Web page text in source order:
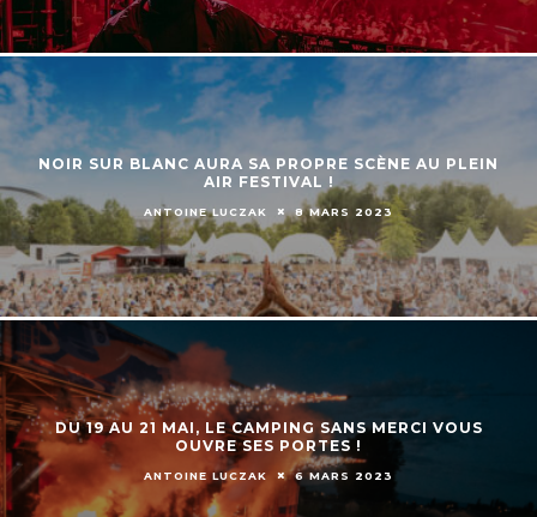
NOIR SUR BLANC AURA SA PROPRE SCÈNE AU PLEIN
AIR FESTIVAL !
ANTOINE LUCZAK 8 MARS 2023
DU 19 AU 21 MAI, LE CAMPING SANS MERCI VOUS
OUVRE SES PORTES !
ANTOINE LUCZAK 6 MARS 2023